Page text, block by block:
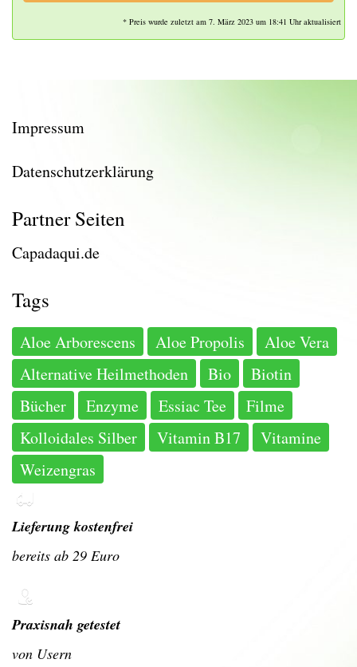
* Preis wurde zuletzt am 7. März 2023 um 18:41 Uhr aktualisiert
Impressum
Datenschutzerklärung
Partner Seiten
Capadaqui.de
Tags
Aloe Arborescens Aloe Propolis
Aloe Vera
Alternative Heilmethoden
Bio
Biotin
Bücher
Enzyme Essiac Tee
Filme
Kolloidales Silber
Vitamin B17
Vitamine
Weizengras
Lieferung kostenfrei
bereits ab 29 Euro
Praxisnah getestet
von Usern